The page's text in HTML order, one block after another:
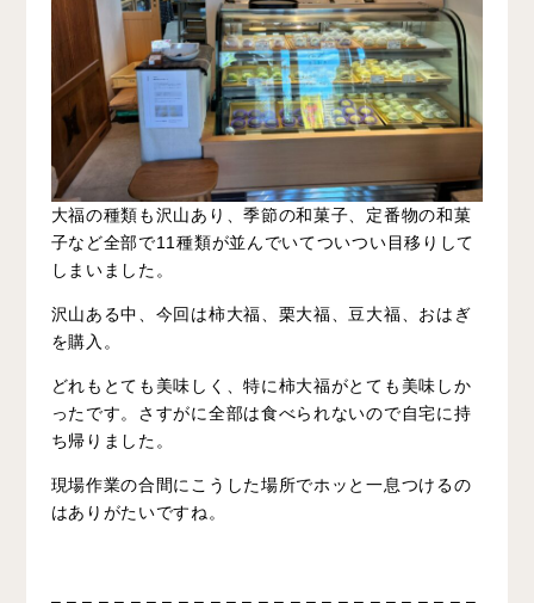
大福の種類も沢山あり、季節の和菓子、定番物の和菓
子など全部で11種類が並んでいてついつい目移りして
しまいました。
沢山ある中、今回は柿大福、栗大福、豆大福、おはぎ
を購入。
どれもとても美味しく、特に柿大福がとても美味しか
ったです。さすがに全部は食べられないので自宅に持
ち帰りました。
現場作業の合間にこうした場所でホッと一息つけるの
はありがたいですね。